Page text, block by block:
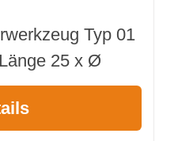
Typ 01
25 x Ø